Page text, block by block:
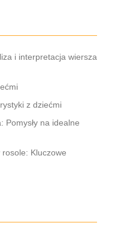
i interpretacja wiersza
z dziećmi
Pomysły na idealne
rosole: Kluczowe